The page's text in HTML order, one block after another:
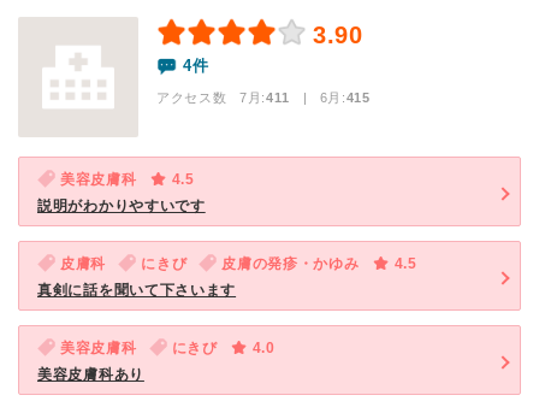
3.90
4件
アクセス数 7月:411 | 6月:415
美容皮膚科
4.5
説明がわかりやすいです
皮膚科 にきび 皮膚の発疹・かゆみ
4.5
真剣に話を聞いて下さいます
美容皮膚科 にきび
4.0
美容皮膚科あり